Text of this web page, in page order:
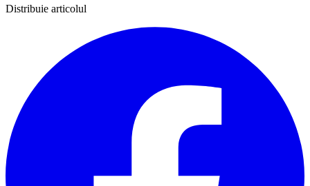
Distribuie articolul